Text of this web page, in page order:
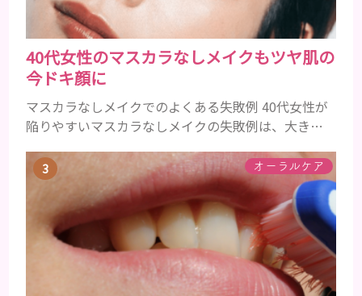
40代女性のマスカラなしメイクもツヤ肌の
今ドキ顔に
マスカラなしメイクでのよくある失敗例 40代女性が
陥りやすいマスカラなしメイクの失敗例は、大きく
やけて見える ②アイシャドウやアイラインで濃くな
りがち ③ファンデーションの粗が目立ち、老けて見
える ①アイメイクにメリハリがなくぼやけて見える
いつものメイクにただマスカラを除いただけでは、
メリハリがなく腑抜けた印象になり、目元が引き締ま
らず、ぼやけて見...
オーラルケア